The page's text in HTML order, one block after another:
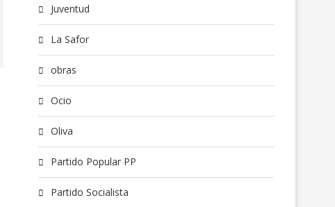
Juventud
La Safor
obras
Ocio
Oliva
Partido Popular PP
Partido Socialista